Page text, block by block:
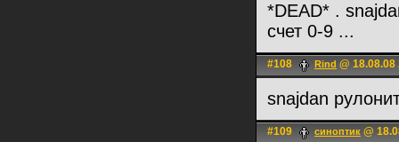
*DEAD* .
счет 0-9 ...
#108 Rind @ 18.08.08
snajdan
#109 синоптик @